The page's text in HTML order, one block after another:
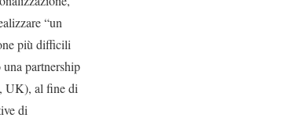
“un
più difficili
partnership
UK), al fine di
di